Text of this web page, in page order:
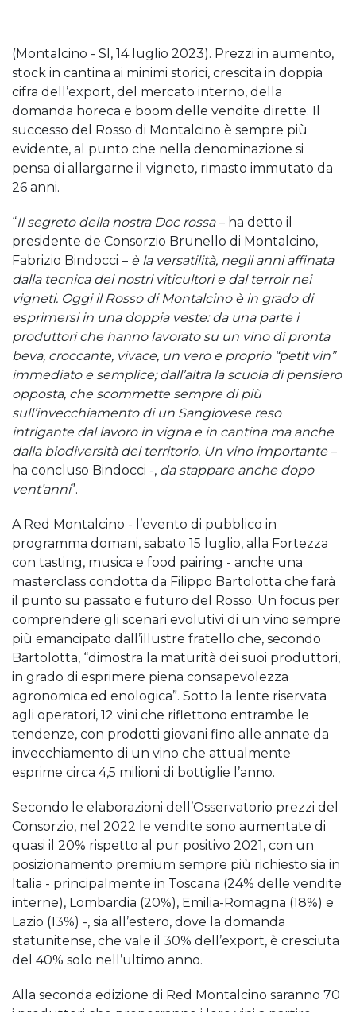
(Montalcino - SI, 14 luglio 2023). Prezzi in aumento,
stock in cantina ai minimi storici, crescita in doppia
cifra dell’export, del mercato interno, della
domanda horeca e boom delle vendite dirette. Il
successo del Rosso di Montalcino è sempre più
evidente, al punto che nella denominazione si
pensa di allargarne il vigneto, rimasto immutato da
26 anni.
“Il segreto della nostra Doc rossa– ha detto il
presidente de Consorzio Brunello di Montalcino,
Fabrizio Bindocci – è la versatilità, negli anni affinata
dalla tecnica dei nostri viticultori e dal terroir nei
vigneti. Oggi il Rosso di Montalcino è in grado di
esprimersi in una doppia veste: da una parte i
produttori che hanno lavorato su un vino di pronta
beva, croccante, vivace, un vero e proprio “petit vin”
immediato e semplice; dall’altra la scuola di pensiero
opposta, che scommette sempre di più
sull’invecchiamento di un Sangiovese reso
intrigante dal lavoro in vigna e in cantina ma anche
dalla biodiversità del territorio. Un vino importante–
ha concluso Bindocci -, da stappare anche dopo
vent’anni”.
A Red Montalcino - l’evento di pubblico in
programma domani, sabato 15 luglio, alla Fortezza
con tasting, musica e food pairing - anche una
masterclass condotta da Filippo Bartolotta che farà
il punto su passato e futuro del Rosso. Un focus per
comprendere gli scenari evolutivi di un vino sempre
più emancipato dall’illustre fratello che, secondo
Bartolotta, “dimostra la maturità dei suoi produttori,
in grado di esprimere piena consapevolezza
agronomica ed enologica”. Sotto la lente riservata
agli operatori, 12 vini che riflettono entrambe le
tendenze, con prodotti giovani fino alle annate da
invecchiamento di un vino che attualmente
esprime circa 4,5 milioni di bottiglie l’anno.
Secondo le elaborazioni dell’Osservatorio prezzi del
Consorzio, nel 2022 le vendite sono aumentate di
quasi il 20% rispetto al pur positivo 2021, con un
posizionamento premium sempre più richiesto sia in
Italia - principalmente in Toscana (24% delle vendite
interne), Lombardia (20%), Emilia-Romagna (18%) e
Lazio (13%) -, sia all’estero, dove la domanda
statunitense, che vale il 30% dell’export, è cresciuta
del 40% solo nell’ultimo anno.
Alla seconda edizione di Red Montalcino saranno 70